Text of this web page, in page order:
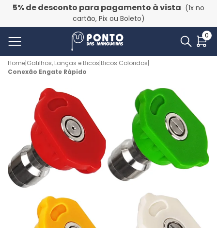
5% de desconto para pagamento à vista (1x no
cartão, Pix ou Boleto)
0
Home|Gatilhos, Lanças e Bicos|Bicos Coloridos|
Conexão Engate Rápido